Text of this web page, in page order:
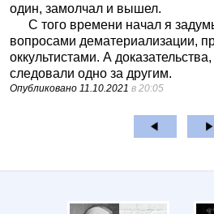
один, замолчал и вышел.
С того времени начал я
вопросами дематериализации,
оккультистами. А
следовали одно за другим.
Опубликовано 11.10.2021 в 20:05